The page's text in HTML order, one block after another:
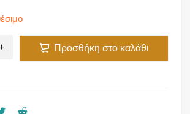
Προσθήκη στο καλάθι